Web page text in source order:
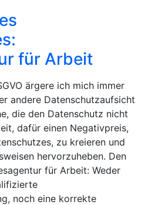
für Arbeit
ärgere ich mich immer
andere Datenschutzaufsicht
die den Datenschutz nicht
dafür einen Negativpreis,
zu kreieren und
hervorzuheben. Den
für Arbeit: Weder
noch eine korrekte